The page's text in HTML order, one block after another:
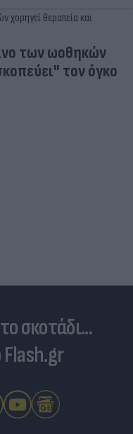
των ωοθηκών
τον όγκο
σκοτάδι...